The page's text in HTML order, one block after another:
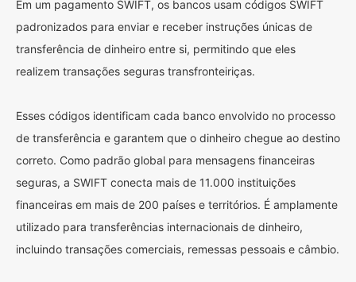
Em um pagamento SWIFT, os bancos usam códigos SWIFT
padronizados para enviar e receber instruções únicas de
transferência de dinheiro entre si, permitindo que eles
realizem transações seguras transfronteiriças.
Esses códigos identificam cada banco envolvido no processo
de transferência e garantem que o dinheiro chegue ao destino
correto. Como padrão global para mensagens financeiras
seguras, a SWIFT conecta mais de 11.000 instituições
financeiras em mais de 200 países e territórios. É amplamente
utilizado para transferências internacionais de dinheiro,
incluindo transações comerciais, remessas pessoais e câmbio.